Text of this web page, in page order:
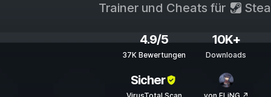
Trainer und Cheats für
4.9/5
37K Bewertungen
10K+
Downloads
Sicher